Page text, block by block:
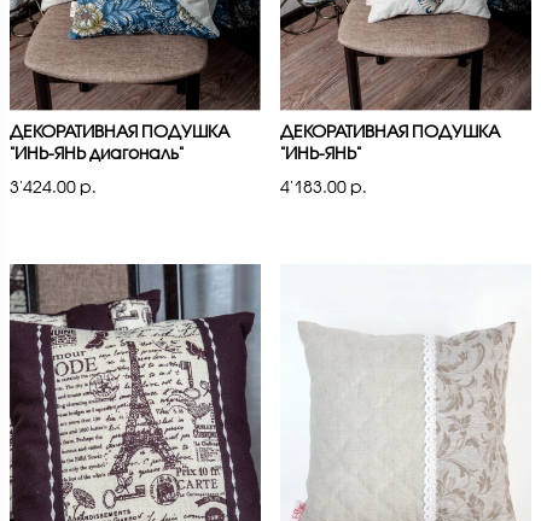
ДЕКОРАТИВНАЯ ПОДУШКА
"ИНЬ-ЯНЬ диагональ"
3'424.00 р.
ДЕКОРАТИВНАЯ ПОДУШКА
"ИНЬ-ЯНЬ"
4'183.00 р.